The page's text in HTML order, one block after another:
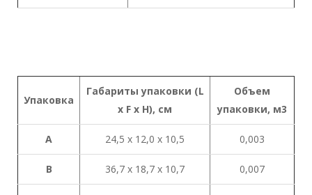
Упаковка
Габариты упаковки (L
x F x H), см
Объем
упаковки, м3
A 24,5 х 12,0 х 10,5 0,003
B 36,7 х 18,7 х 10,7 0,007